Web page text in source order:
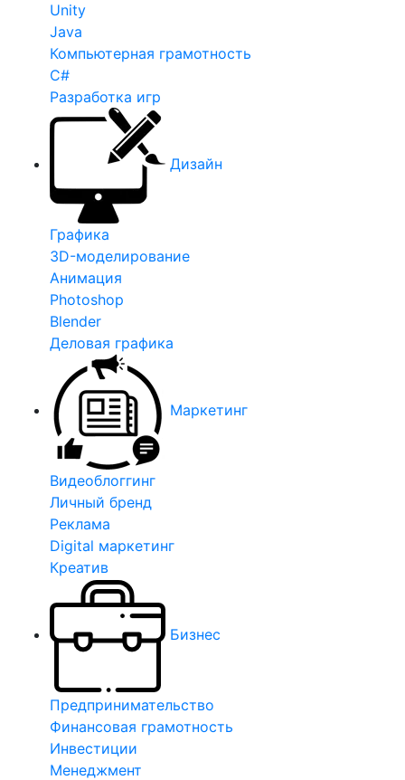
Unity
Java
Компьютерная грамотность
C#
Разработка игр
Дизайн
Графика
3D-моделирование
Анимация
Photoshop
Blender
Деловая графика
Маркетинг
Видеоблоггинг
Личный бренд
Реклама
Digital маркетинг
Креатив
Бизнес
Предпринимательство
Финансовая грамотность
Инвестиции
Менеджмент